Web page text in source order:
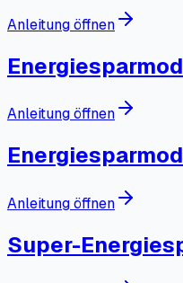
Anleitung öffnen
Anleitung öffnen
Anleitung öffnen
Super-